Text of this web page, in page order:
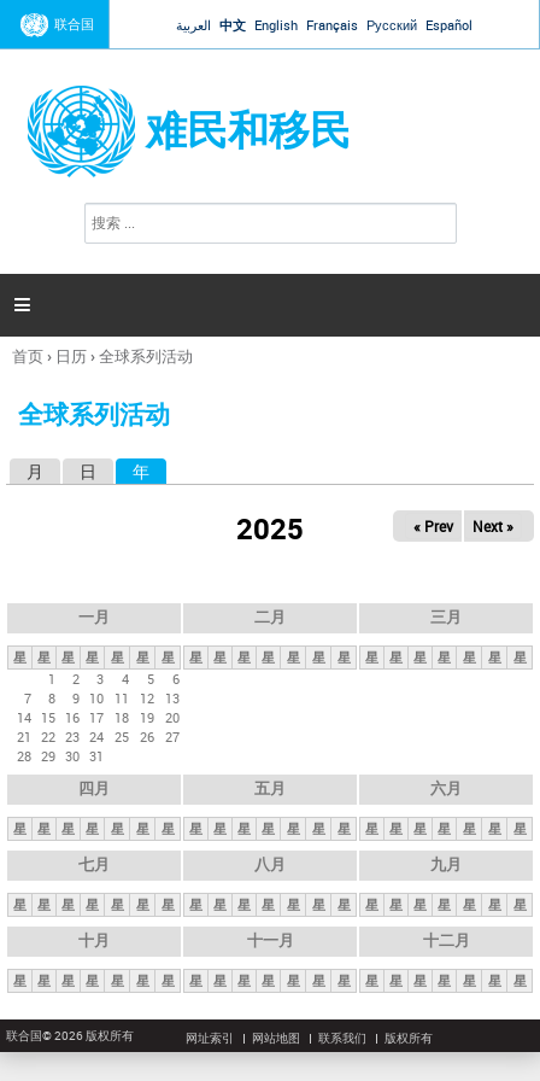
Jump to navigation
联合国 العربية 中文 English Français Русский Español
难民和移民
搜
索

你
这
首页› 日历›全球系列活动
全球系列活动
月 日 年
2025 « Prev Next »
一月
星 星 星 星 星 星
星
1
2 3 4 5
6
7
8 9 10 11 12
13
14 15 16 17 18 19 20
21
22 23 24 25 26 27
28 29 30 31
二月
星 星 星 星 星 星 星
三月
星 星 星 星 星 星 星
四月
星 星 星 星 星 星 星
五月
星 星 星 星 星 星 星
六月
星 星 星 星 星 星 星
七月
星 星 星 星 星 星 星
八月
星 星 星 星 星 星 星
九月
星 星 星 星 星 星 星
十月
星 星 星 星 星 星 星
十一月
星 星 星 星 星 星 星
十二月
星 星 星 星 星 星 星
联合国© 2026 版权所有 网址索引 网站地图 联系我们 版权所有